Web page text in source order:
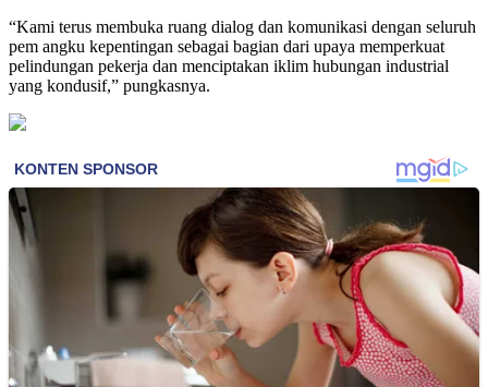
“Kami terus membuka ruang dialog dan komunikasi dengan seluruh
pem angku kepentingan sebagai bagian dari upaya memperkuat
pelindungan pekerja dan menciptakan iklim hubungan industrial
yang kondusif,” pungkasnya.